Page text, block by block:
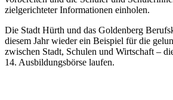
zielgerichteter Informationen einholen.
Die Stadt Hürth und das Goldenberg
diesem Jahr wieder ein Beispiel für die
zwischen Stadt, Schulen und Wirtschaft –
14. Ausbildungsbörse laufen.